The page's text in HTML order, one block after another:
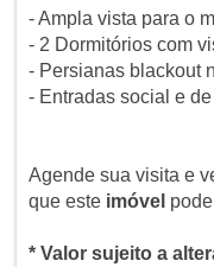
- Ampla vista para o
- 2 Dormitórios com
- Persianas blackout
- Entradas social e
Agende sua visita e
que este imóvel
* Valor sujeito a